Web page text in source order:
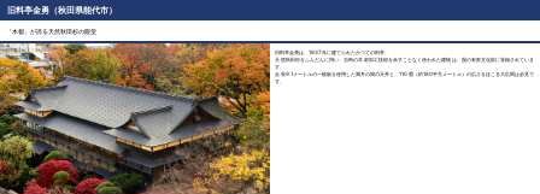
旧料亭金勇（秋田県能代市）
「木都」が誇る天然秋田杉の殿堂
旧料亭金勇は、1937年に建てられたかつての料亭。
天然秋田杉をふんだんに用い、当時の木材加工技術を余すことなく使われた建物は、国の有形文化財に登録されていま
す。
全長9.1メートルの一枚板を使用した満月の間の天井と、110畳（約180平方メートル）の広さをほこる大広間は必見で
す。